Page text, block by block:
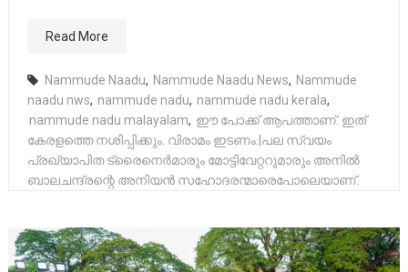
Read More
Nammude Naadu, Nammude Naadu News, Nammude
naadu nws, nammude nadu, nammude nadu kerala,
nammude nadu malayalam, ഈ പോക്ക്‌ ആപത്താണ്. ഇത്
കേരളത്തെ നശിപ്പിക്കും. വിരാമം ഇടണം.|പല സ്വയം
പ്രഖ്യാപിത ട്രൈനെർമാരും മോട്ടിവേറ്ററുമാരും അനിൽ
ബാലചന്ദ്രന്റെ അനിയൻ സഹോദരന്മാരെപോലെയാണ്.